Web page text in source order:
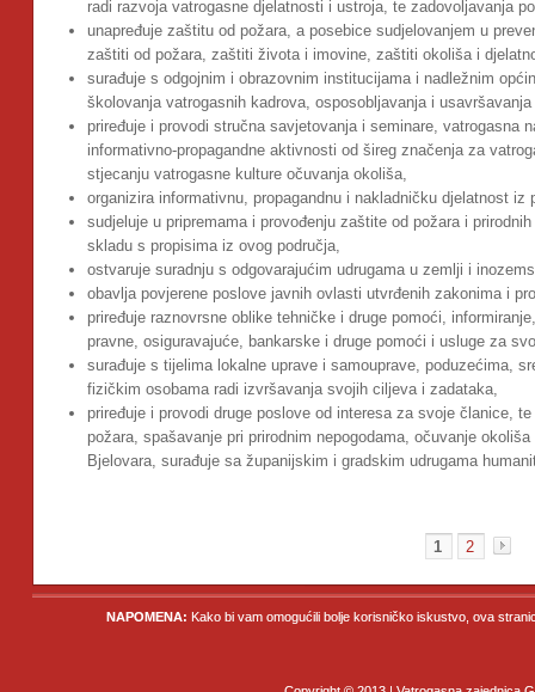
radi razvoja vatrogasne djelatnosti i ustroja, te zadovoljavanja
unapređuje zaštitu od požara, a posebice sudjelovanjem u
zaštiti od požara, zaštiti života i imovine, zaštiti okoliša i
surađuje s odgojnim i obrazovnim institucijama i nadležnim
školovanja vatrogasnih kadrova, osposobljavanja i
priređuje i provodi stručna savjetovanja i seminare, vatrogasna
informativno-propagandne aktivnosti od šireg značenja za
stjecanju vatrogasne kulture očuvanja okoliša,
organizira informativnu, propagandnu i nakladničku djelatnost
sudjeluje u pripremama i provođenju zaštite od požara i
skladu s propisima iz ovog područja,
ostvaruje suradnju s odgovarajućim udrugama u zemlji i
obavlja povjerene poslove javnih ovlasti utvrđenih zakonima i
priređuje raznovrsne oblike tehničke i druge pomoći,
pravne, osiguravajuće, bankarske i druge pomoći i usluge za
surađuje s tijelima lokalne uprave i samouprave, poduzećima,
fizičkim osobama radi izvršavanja svojih ciljeva i zadataka,
priređuje i provodi druge poslove od interesa za svoje članice,
požara, spašavanje pri prirodnim nepogodama, očuvanje
Bjelovara, surađuje sa županijskim i gradskim udrugama
1 2
NAPOMENA: Kako bi vam omogućili bolje korisničko iskustvo, ova